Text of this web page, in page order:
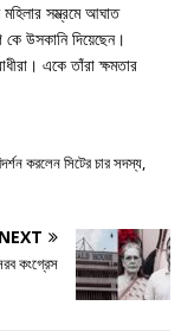
সম্ভ্রমে আঘাত
উসকানি দিয়েছেন।
একে তাঁরা ক্ষমতার
করলেন সিটের চার সদস্য,
NEXT
কংগ্রেস